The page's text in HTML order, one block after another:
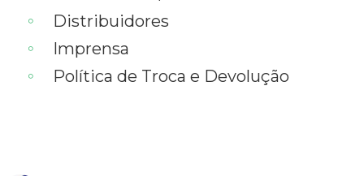
Distribuidores
Imprensa
Política de Troca e Devolução